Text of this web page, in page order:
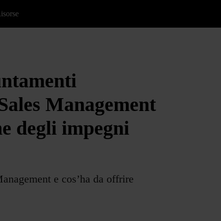
Management
degli impegni
e cos’ha da offrire